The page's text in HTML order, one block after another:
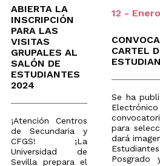
ABIERTA LA
INSCRIPCIÓN
PARA LAS
VISITAS
GRUPALES AL
SALÓN DE
ESTUDIANTES
2024
¡Atención Centros
de Secundaria y
CFGS! ¡La
Universidad de
Sevilla prepara el
12 -
CARTEL
Se ha
para
dará
Posgrado